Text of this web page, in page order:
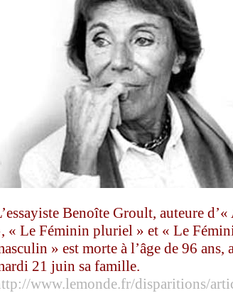
Benoîte Groult, auteure
« Le Féminin pluriel » et « Le
» est morte à l’âge de 96 ans,
21 juin sa famille.
www.lemonde.fr/disparitions/